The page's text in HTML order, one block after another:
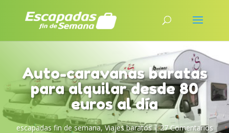
Auto-caravanas baratas
para alquilar desde 80
euros al día
escapadas fin de semana,Viajes baratos|27 Comentarios